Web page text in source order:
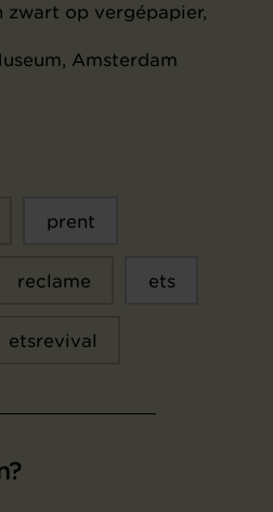
zwart op vergépapier,
Amsterdam
prent
reclame ets
etsrevival